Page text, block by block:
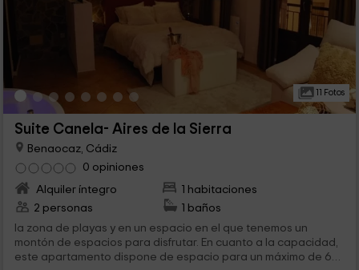
11 Fotos
Suite Canela- Aires de la Sierra
Benaocaz, Cádiz
0 opiniones
Alquiler íntegro
1 habitaciones
2 personas
1 baños
la zona de playas y en un espacio en el que tenemos un
montón de espacios para disfrutar. En cuanto a la capacidad,
este apartamento dispone de espacio para un máximo de 6